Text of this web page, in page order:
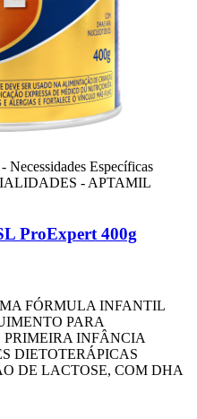
Necessidades Específicas
- APTAMIL
ProExpert 400g
FÓRMULA INFANTIL
PARA
INFÂNCIA
DIETOTERÁPICAS
DE LACTOSE, COM DHA